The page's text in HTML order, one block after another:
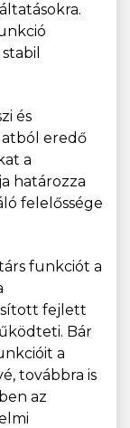
és
eredő
a
határozza
felelőssége
funkciót a
fejlett
Bár
a
továbbra is
az